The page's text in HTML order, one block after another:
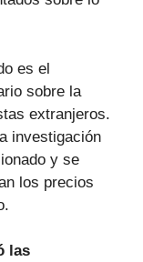
es el
sobre la
extranjeros.
investigación
y se
los precios
las